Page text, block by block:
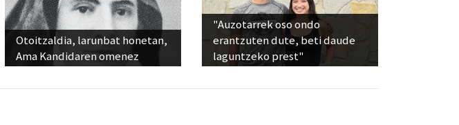
Otoitzaldia, larunbat honetan,
Ama Kandidaren omenez
"Auzotarrek oso ondo
erantzuten dute, beti daude
laguntzeko prest"